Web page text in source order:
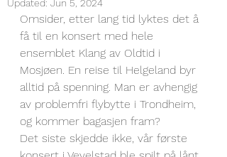
Updated: Jun 5, 2024
Omsider, etter lang tid lyktes det å
få til en konsert med hele
ensemblet Klang av Oldtid i
Mosjøen. En reise til Helgeland byr
alltid på spenning. Man er avhengig
av problemfri flybytte i Trondheim,
og kommer bagasjen fram?
Det siste skjedde ikke, vår første